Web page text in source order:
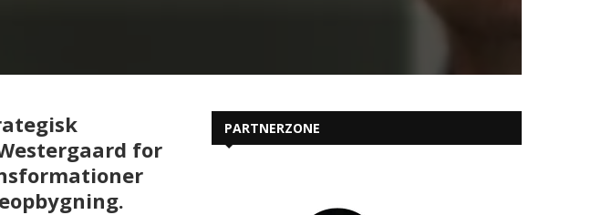
for
PARTNERZONE